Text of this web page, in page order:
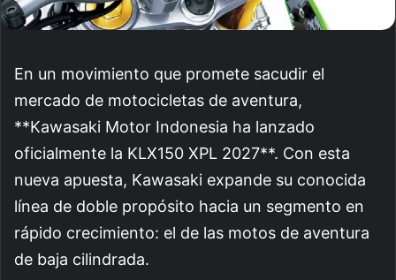
En un movimiento que promete sacudir el
mercado de motocicletas de aventura,
**Kawasaki Motor Indonesia ha lanzado
oficialmente la KLX150 XPL 2027**. Con esta
nueva apuesta, Kawasaki expande su conocida
línea de doble propósito hacia un segmento en
rápido crecimiento: el de las motos de aventura
de baja cilindrada.